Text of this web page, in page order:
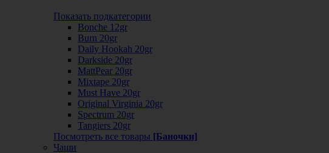
Показать подкатегории
Bonche 12gr
Burn 20gr
Daily Hookah 20gr
Darkside 20gr
MattPear 20gr
Mixtape 20gr
Must Have 20gr
Original Virginia 20gr
Spectrum 20gr
Tangiers 20gr
Посмотреть все товары [Баночки]
Чаши